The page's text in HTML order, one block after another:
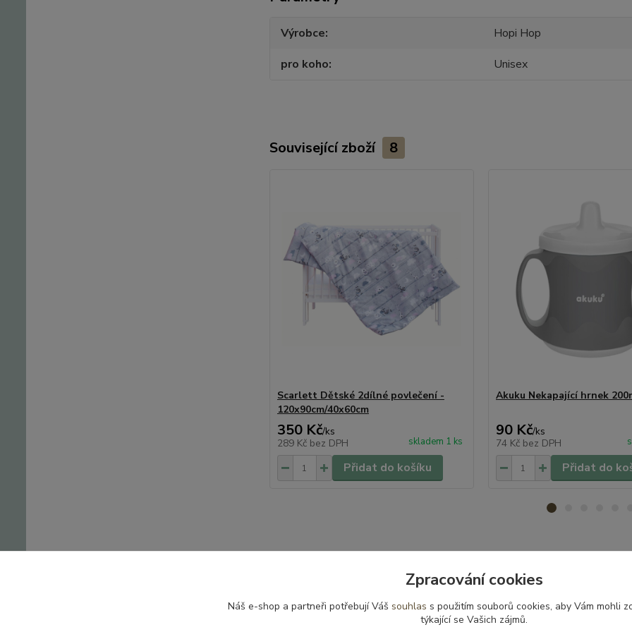
Výrobce
Hopi Hop
pro koho
Unisex
Související zboží 8
Scarlett Dětské 2dílné povlečení -
120x90cm/40x60cm
350 Kč/ks
289 Kč bez DPH skladem 1 ks
Přidat do košíku
Akuku Nekapající hrnek
90 Kč/ks
74 Kč bez DPH
Přidat do
Zboží zařazeno v kategoriíchZpracování cookies
Náš e-shop a partneři potřebují Váš souhlas s použitím souborů cookies, aby Vám mohli
týkající se Vašich zájmů.